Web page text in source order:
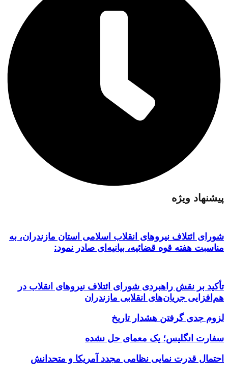
پیشنهاد ویژه
شورای ائتلاف نیروهای انقلاب اسلامی استان مازندران، به
مناسبت هفته قوه قضائیه، بیانیه‌ای صادر نمود:
تأکید بر نقش راهبردی شورای ائتلاف نیروهای انقلاب در
هم‌افزایی جریان‌های انقلابی مازندران
لزوم جدی گرفتن هشدار تاریخ
سفارت انگلیس؛ یک معمای حل نشده
احتمال قدرت نمایی نظامی مجدد آمریکا و متحدانش